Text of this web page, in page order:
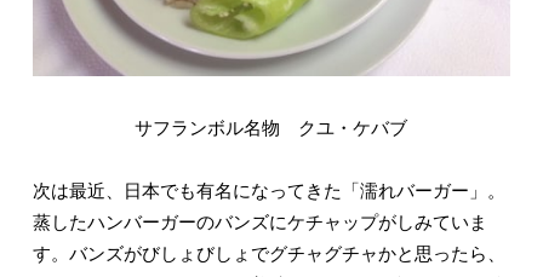
サフランボル名物 クユ・ケバブ
次は最近、日本でも有名になってきた「濡れバーガー」。
蒸したハンバーガーのバンズにケチャップがしみていま
す。バンズがびしょびしょでグチャグチャかと思ったら、